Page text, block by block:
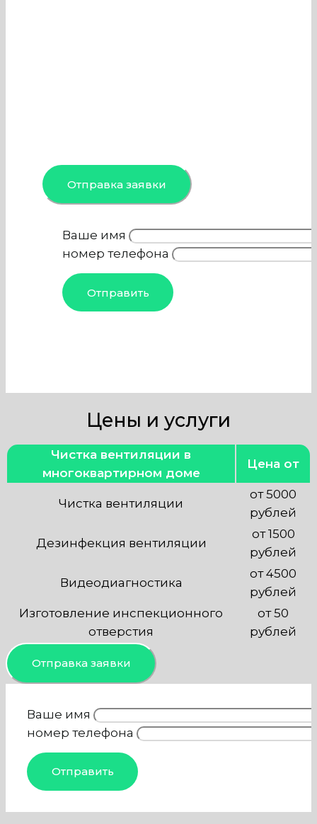
Отправка заявки
Ваше имя
номер телефона
Цены и услуги
Чистка вентиляции в
многоквартирном доме
Цена от
Чистка вентиляции
от 5000
рублей
Дезинфекция вентиляции
от 1500
рублей
Видеодиагностика
от 4500
рублей
Изготовление инспекционного
отверстия
от 50
рублей
Отправка заявки
Ваше имя
номер телефона